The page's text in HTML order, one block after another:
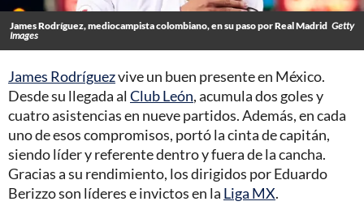
James Rodríguez, mediocampista colombiano, en su paso por Real Madrid Getty
Images
James Rodríguezvive un buen presente en México.
Desde su llegada al Club León, acumula dos goles y
cuatro asistencias en nueve partidos. Además, en cada
uno de esos compromisos, portó la cinta de capitán,
siendo líder y referente dentro y fuera de la cancha.
Gracias a su rendimiento, los dirigidos por Eduardo
Berizzo son líderes e invictos en la Liga MX.